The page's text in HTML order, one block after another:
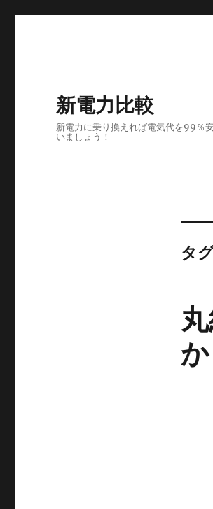
新電力比較
新電力に乗り換えれば電気代を99％
いましょう！
タ